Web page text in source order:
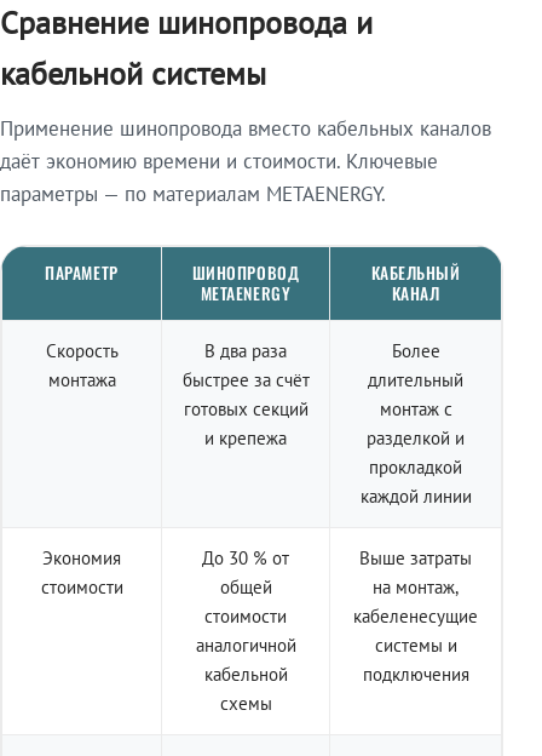
Сравнение шинопровода и
кабельной системы
Применение шинопровода вместо кабельных каналов
даёт экономию времени и стоимости. Ключевые
параметры — по материалам METAENERGY.
ПАРАМЕТР
ШИНОПРОВОД
METAENERGY
КАБЕЛЬНЫЙ
КАНАЛ
Скорость
монтажа
В два раза
быстрее за счёт
готовых секций
и крепежа
Более
длительный
монтаж с
разделкой и
прокладкой
каждой линии
Экономия
стоимости
До 30 % от
общей
стоимости
аналогичной
кабельной
схемы
Выше затраты
на монтаж,
кабеленесущие
системы и
подключения